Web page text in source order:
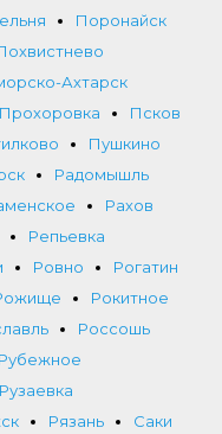
Поронайск
Ахтарск
Прохоровка
Псков
Пушкино
Радомышль
Рахов
Репьевка
Ровно
Рогатин
Рокитное
Россошь
Рубежное
Рузаевка
Рязань
Саки